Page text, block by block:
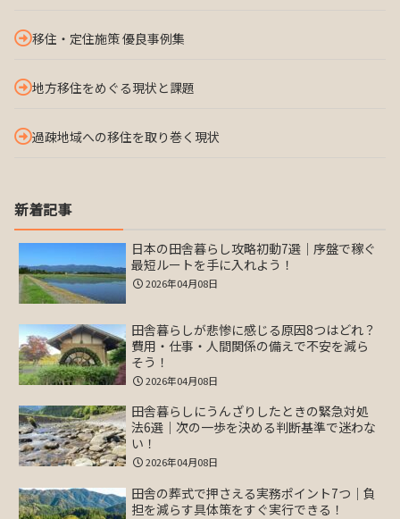
移住・定住施策 優良事例集
地方移住をめぐる現状と課題
過疎地域への移住を取り巻く現状
新着記事
日本の田舎暮らし攻略初動7選｜序盤で稼ぐ
最短ルートを手に入れよう！
2026年04月08日
田舎暮らしが悲惨に感じる原因8つはどれ？
費用・仕事・人間関係の備えで不安を減ら
そう！
2026年04月08日
田舎暮らしにうんざりしたときの緊急対処
法6選｜次の一歩を決める判断基準で迷わな
い！
2026年04月08日
田舎の葬式で押さえる実務ポイント7つ｜負
担を減らす具体策をすぐ実行できる！